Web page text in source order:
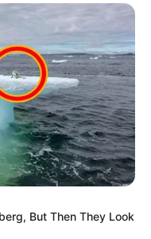
But Then They Look